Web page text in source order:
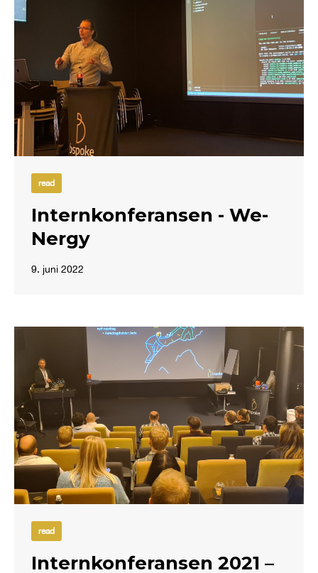
read
Internkonferansen - We-
Nergy
9. juni 2022
read
Internkonferansen 2021 –